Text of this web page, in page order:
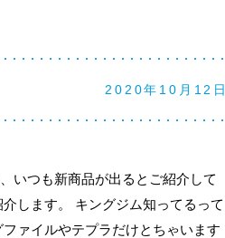
2020年10月12日
いつも新商品が出るとご紹介して
します。 キングジム知ってるって
ァイルやテプラだけとちゃいます